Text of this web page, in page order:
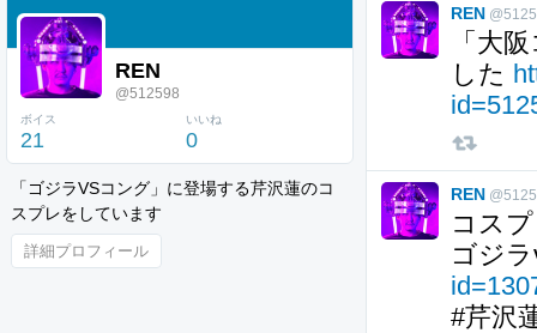
REN
@512598
ボイス
21
いいね
0
「ゴジラVSコング」に登場する芹沢蓮のコ
スプレをしています
詳細プロフィール
REN
「大
した
REN
コス
ゴジ
#芹沢